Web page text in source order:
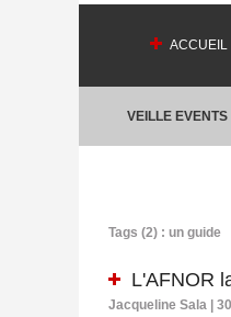
ACCUEIL
VEILLE EVENTS
Tags (2) : un guide
L'AFNOR
Jacqueline Sala |